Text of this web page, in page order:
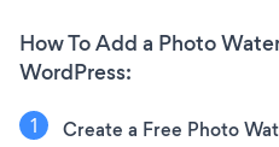
How To Add a Photo
WordPress:
Create a Free Photo